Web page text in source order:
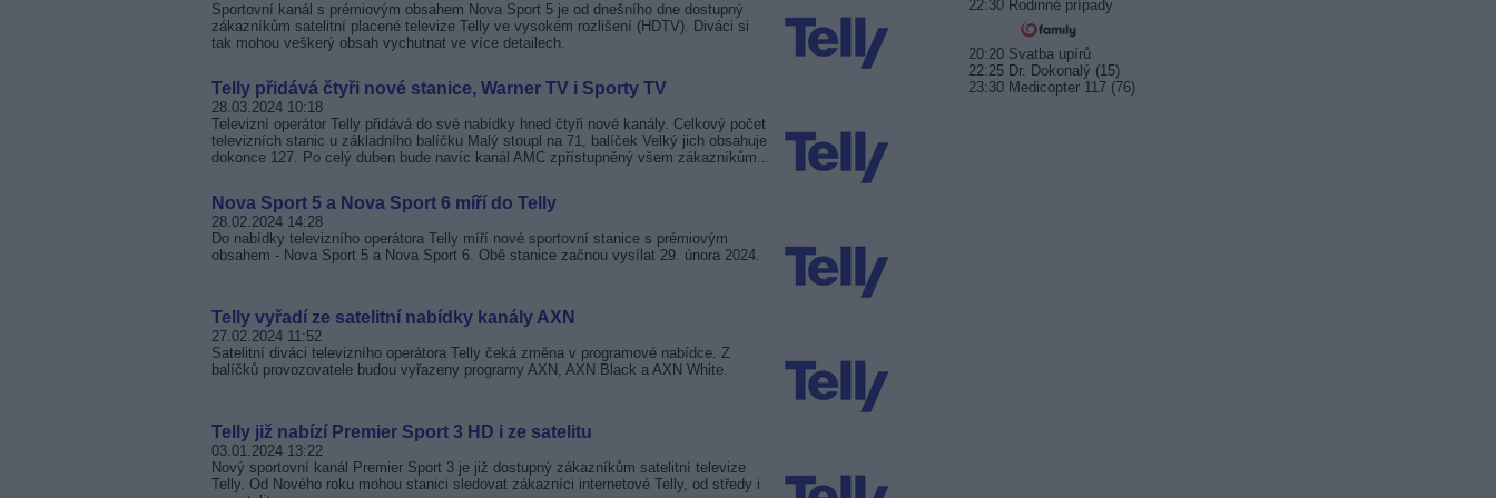
Sportovní kanál s prémiovým obsahem Nova Sport 5 je od dnešního dne dostupný
zákazníkům satelitní placené televize Telly ve vysokém rozlišení (HDTV). Diváci si
tak mohou veškerý obsah vychutnat ve více detailech.
Telly přidává čtyři nové stanice, Warner TV i Sporty TV
28.03.2024 10:18
Televizní operátor Telly přidává do své nabídky hned čtyři nové kanály. Celkový počet
televizních stanic u základního balíčku Malý stoupl na 71, balíček Velký jich obsahuje
dokonce 127. Po celý duben bude navíc kanál AMC zpřístupněný všem zákazníkům...
Nova Sport 5 a Nova Sport 6 míří do Telly
28.02.2024 14:28
Do nabídky televizního operátora Telly míří nové sportovní stanice s prémiovým
obsahem - Nova Sport 5 a Nova Sport 6. Obě stanice začnou vysílat 29. února 2024.
Telly vyřadí ze satelitní nabídky kanály AXN
27.02.2024 11:52
Satelitní diváci televizního operátora Telly čeká změna v programové nabídce. Z
balíčků provozovatele budou vyřazeny programy AXN, AXN Black a AXN White.
Telly již nabízí Premier Sport 3 HD i ze satelitu
03.01.2024 13:22
Nový sportovní kanál Premier Sport 3 je již dostupný zákazníkům satelitní televize
Telly. Od Nového roku mohou stanici sledovat zákazníci internetové Telly, od středy i
22:30 Rodinné prípady
20:20 Svatba upírů
22:25 Dr. Dokonalý (15)
23:30 Medicopter 117 (76)